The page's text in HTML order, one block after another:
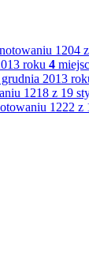
1204
roku 4
2013
1218 z 19
1222 z